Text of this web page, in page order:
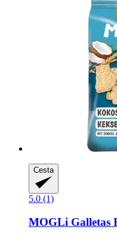
Cesta
5.0 (1)
MOGLi Galletas